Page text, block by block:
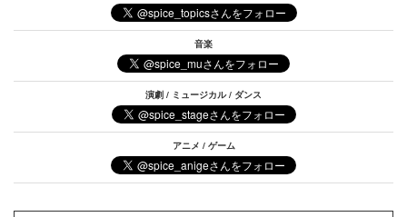
音楽
演劇 / ミュージカル / ダンス
アニメ / ゲーム